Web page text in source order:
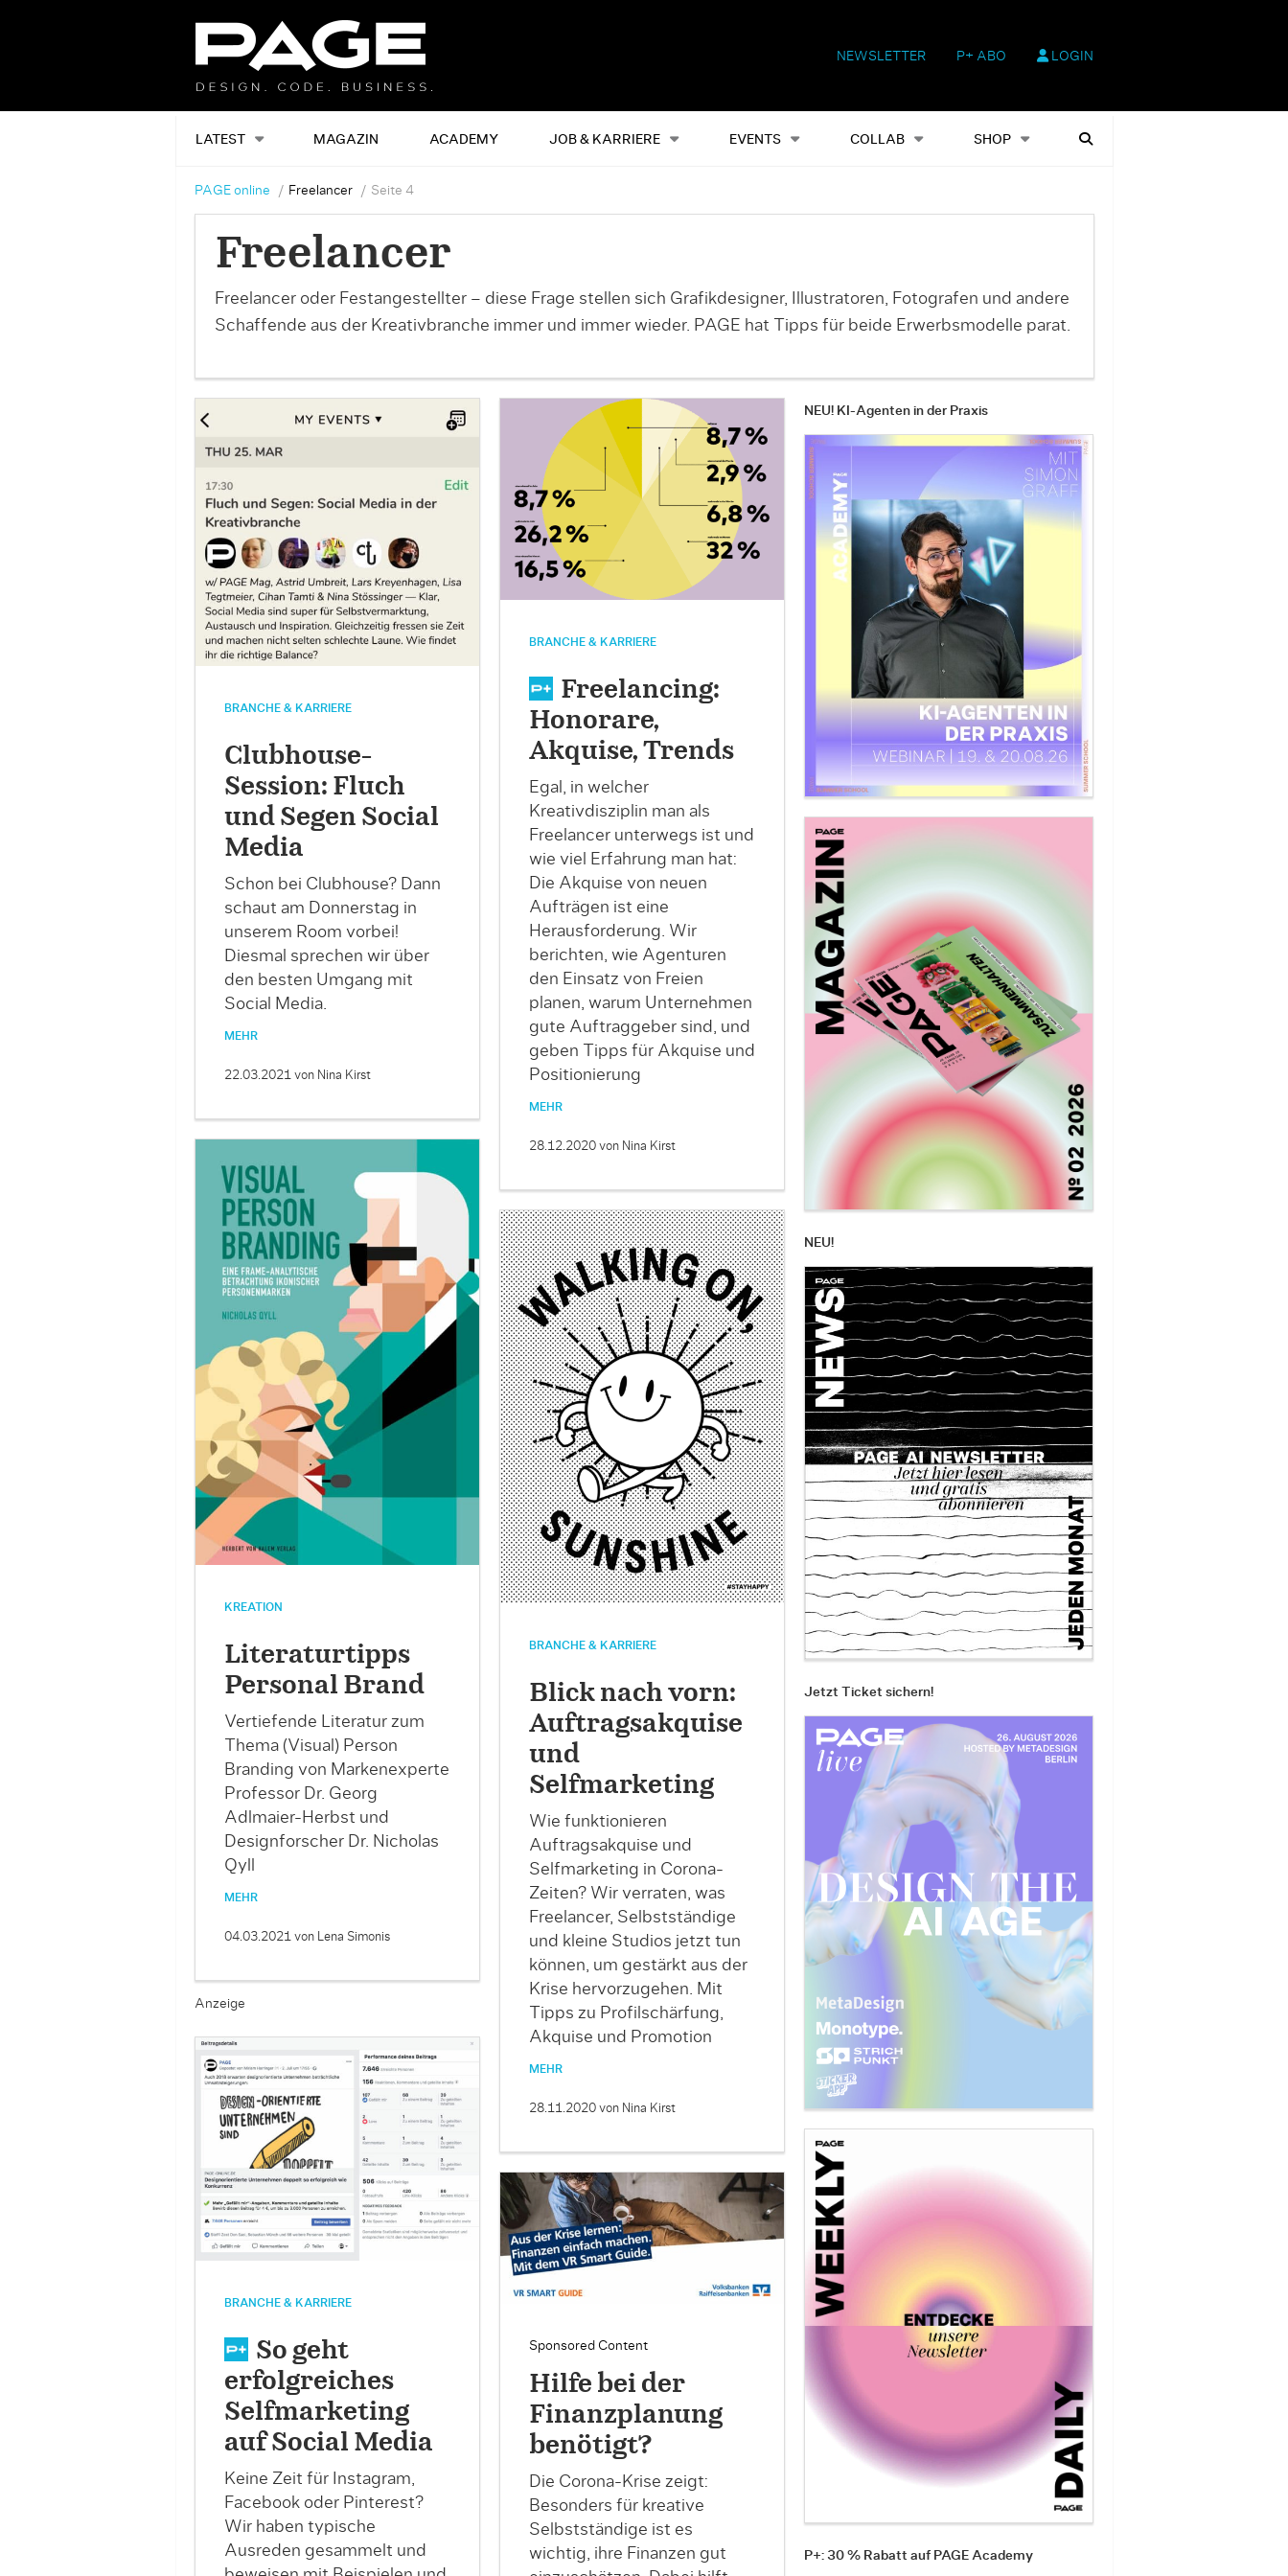
NEWSLETTER P+ ABO LOGIN
LATEST MAGAZIN ACADEMY JOB & KARRIERE EVENTS COLLAB SHOP
Alles Events Shop Heftausgaben Suchen
PAGE online Freelancer Seite 4
Freelancer
Freelancer oder Festangestellter – diese Frage stellen sich Grafikdesigner, Illustratoren, Fotografen und andere
Schaffende aus der Kreativbranche immer und immer wieder. PAGE hat Tipps für beide Erwerbsmodelle parat.
BRANCHE & KARRIERE
Clubhouse-
Session: Fluch
und Segen Social
Media
Schon bei Clubhouse? Dann
schaut am Donnerstag in
unserem Room vorbei!
Diesmal sprechen wir über
den besten Umgang mit
Social Media.
MEHR
22.03.2021 von Nina Kirst
KREATION
Literaturtipps
Personal Brand
Vertiefende Literatur zum
Thema (Visual) Person
Branding von Markenexperte
Professor Dr. Georg
Adlmaier-Herbst und
Designforscher Dr. Nicholas
Qyll
MEHR
04.03.2021 von Lena Simonis
BRANCHE & KARRIERE
Freelancing:
Honorare,
Akquise, Trends
Egal, in welcher
Kreativdisziplin man als
Freelancer unterwegs ist und
wie viel Erfahrung man hat:
Die Akquise von neuen
Aufträgen ist eine
Herausforderung. Wir
berichten, wie Agenturen
den Einsatz von Freien
planen, warum Unternehmen
gute Auftraggeber sind, und
geben Tipps für Akquise und
Positionierung
MEHR
28.12.2020 von Nina Kirst
Anzeige
BRANCHE & KARRIERE
Blick nach vorn:
Auftragsakquise
und
Selfmarketing
Wie funktionieren
Auftragsakquise und
Selfmarketing in Corona-
Zeiten? Wir verraten, was
Freelancer, Selbstständige
und kleine Studios jetzt tun
können, um gestärkt aus der
Krise hervorzugehen. Mit
Tipps zu Profilschärfung,
Akquise und Promotion
MEHR
28.11.2020 von Nina Kirst
BRANCHE & KARRIERE
So geht
erfolgreiches
Selfmarketing
auf Social Media
Keine Zeit für Instagram,
Facebook oder Pinterest?
Wir haben typische
Ausreden gesammelt und
Sponsored Content
Hilfe bei der
Finanzplanung
benötigt?
Die Corona-Krise zeigt:
Besonders für kreative
Selbstständige ist es
wichtig, ihre Finanzen gut
NEU! KI-Agenten in der Praxis
NEU!
Jetzt Ticket sichern!
P+: 30 % Rabatt auf PAGE Academy